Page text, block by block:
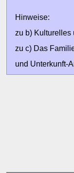
Hinweise:
zu b) Kulturelles
zu c) Das
und Unterkunft-